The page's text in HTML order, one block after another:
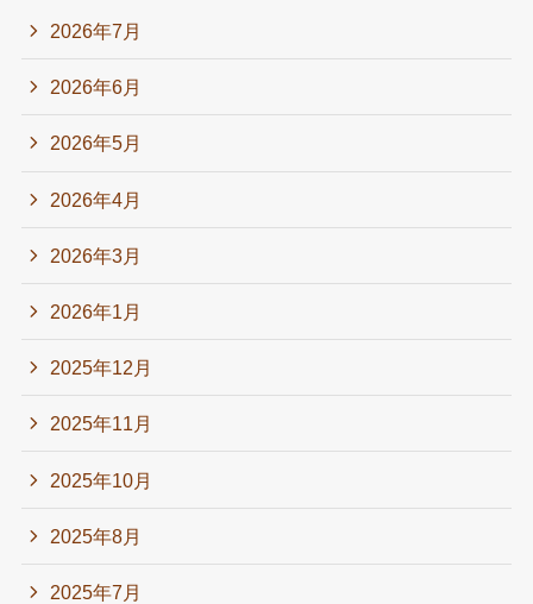
2026年7月
2026年6月
2026年5月
2026年4月
2026年3月
2026年1月
2025年12月
2025年11月
2025年10月
2025年8月
2025年7月